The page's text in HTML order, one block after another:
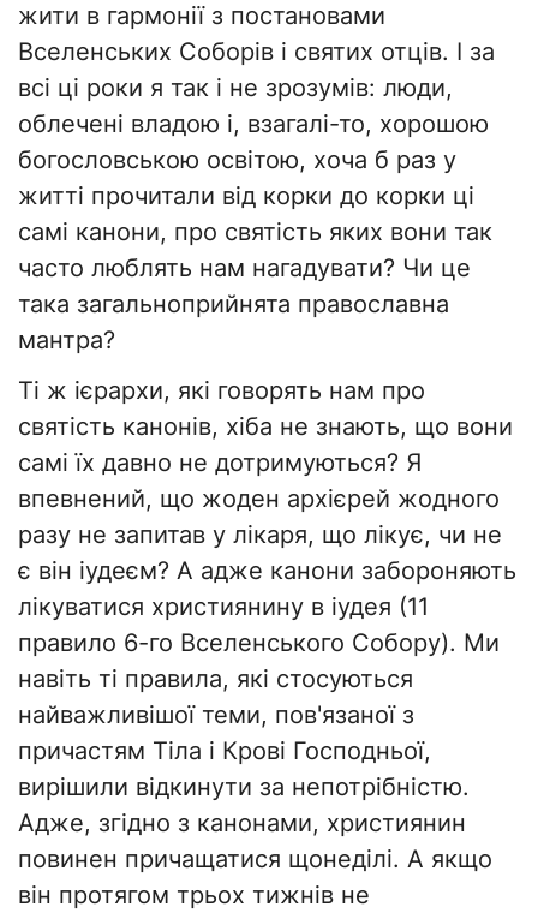
жити в гармонії з постановами
Вселенських Соборів і святих отців. І за
всі ці роки я так і не зрозумів: люди,
облечені владою і, взагалі-то, хорошою
богословською освітою, хоча б раз у
житті прочитали від корки до корки ці
самі канони, про святість яких вони так
часто люблять нам нагадувати? Чи це
така загальноприйнята православна
мантра?
Ті ж ієрархи, які говорять нам про
святість канонів, хіба не знають, що вони
самі їх давно не дотримуються? Я
впевнений, що жоден архієрей жодного
разу не запитав у лікаря, що лікує, чи не
є він іудеєм? А адже канони забороняють
лікуватися християнину в іудея (11
правило 6-го Вселенського Собору). Ми
навіть ті правила, які стосуються
найважливішої теми, пов'язаної з
причастям Тіла і Крові Господньої,
вирішили відкинути за непотрібністю.
Адже, згідно з канонами, християнин
повинен причащатися щонеділі. А якщо
він протягом трьох тижнів не